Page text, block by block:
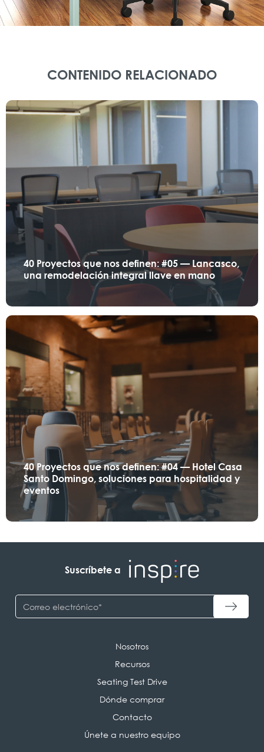
CONTENIDO RELACIONADO
40 Proyectos que nos definen: #05 — Lancasco,
una remodelación integral llave en mano
40 Proyectos que nos definen: #04 — Hotel Casa
Santo Domingo, soluciones para hospitalidad y
eventos
Suscríbete a
Nosotros
Recursos
Seating Test Drive
Dónde comprar
Contacto
Únete a nuestro equipo